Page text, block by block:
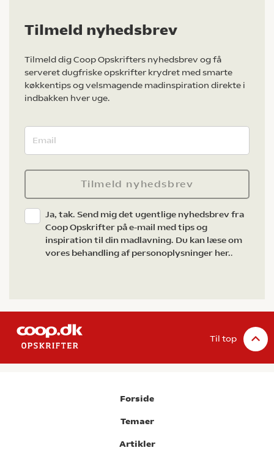
Tilmeld nyhedsbrev
Tilmeld dig Coop Opskrifters nyhedsbrev og få
serveret dugfriske opskrifter krydret med smarte
køkkentips og velsmagende madinspiration direkte i
indbakken hver uge.
Tilmeld nyhedsbrev
Ja, tak. Send mig det ugentlige nyhedsbrev fra
Coop Opskrifter på e-mail med tips og
inspiration til din madlavning. Du kan læse om
vores behandling af personoplysninger her..
Til top
Forside
Temaer
Artikler